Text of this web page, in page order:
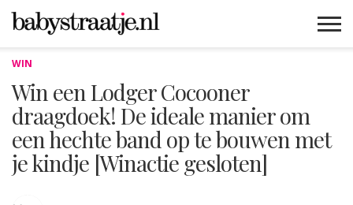
WIN
Win een Lodger Cocooner
draagdoek! De ideale manier om
een hechte band op te bouwen met
je kindje [Winactie gesloten]